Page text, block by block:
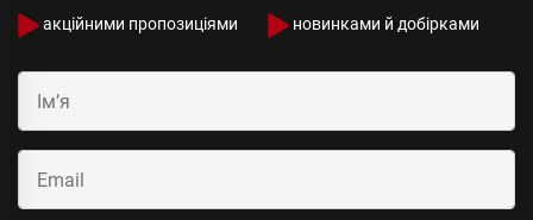
акційними пропозиціями новинками й добірками